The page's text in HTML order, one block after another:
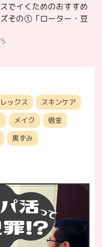
でイくためのおすすめ
その①「ローター・豆
ックス
スキンケア
メイク
借金
黒ずみ